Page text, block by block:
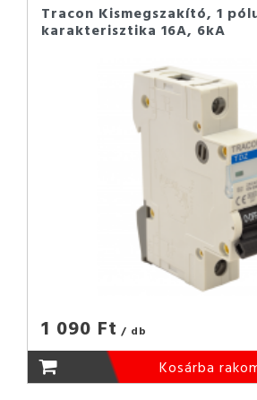
Tracon Kismegszakító, 1
karakterisztika 16A, 6kA
1 090 Ft / db
Kosárba